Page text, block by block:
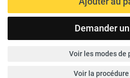
Demander
Voir les modes de
Voir la